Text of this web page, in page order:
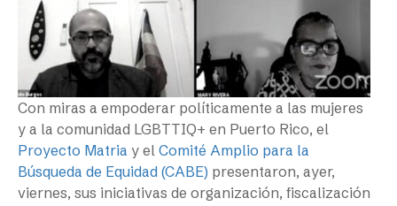
Con miras a empoderar políticamente a las mujeres
y a la comunidad LGBTTIQ+ en Puerto Rico, el
Proyecto Matria y el Comité Amplio para la
Búsqueda de Equidad (CABE) presentaron, ayer,
viernes, sus iniciativas de organización, fiscalización